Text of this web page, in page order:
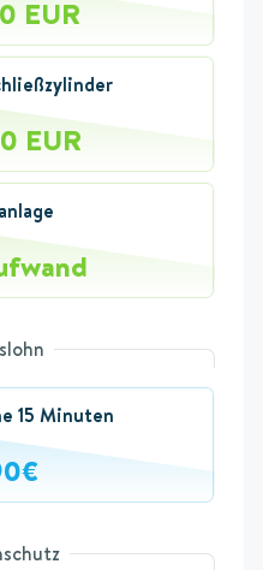
EUR
EUR
15 Minuten